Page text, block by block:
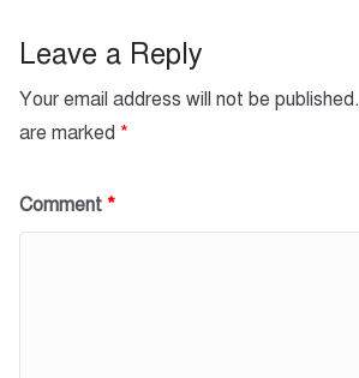
k
Leave a Reply
Your email address will not be published.
are marked *
Comment *